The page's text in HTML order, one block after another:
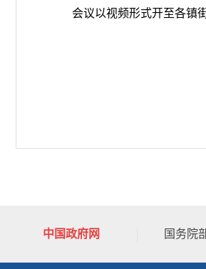
会议以视频形式开至各镇街
中国政府网 国务院